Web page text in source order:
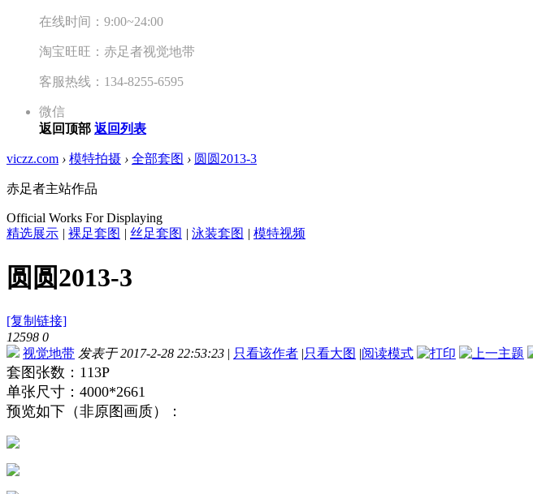
在线时间：9:00~24:00
淘宝旺旺：赤足者视觉地带
客服热线：134-8255-6595
微信
返回顶部 返回列表
viczz.com › 模特拍摄 › 全部套图 › 圆圆2013-3
赤足者主站作品
Official Works For Displaying
精选展示 | 裸足套图 | 丝足套图 | 泳装套图 | 模特视频
圆圆2013-3
[复制链接]
12598 0
视觉地带 发表于 2017-2-28 22:53:23 | 只看该作者 |只看大图 |阅读模式
套图张数：113P
单张尺寸：4000*2661
预览如下（非原图画质）：